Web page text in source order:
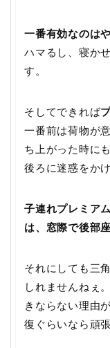
一番有効なのは
ハマるし、寝か
す。
そしてできれば
一番前は荷物が
ち上がった時に
後ろに迷惑をか
子連れプレミア
は、窓際で後部
それにしても三
しれませんねぇ
きならない理由
復ぐらいなら頑